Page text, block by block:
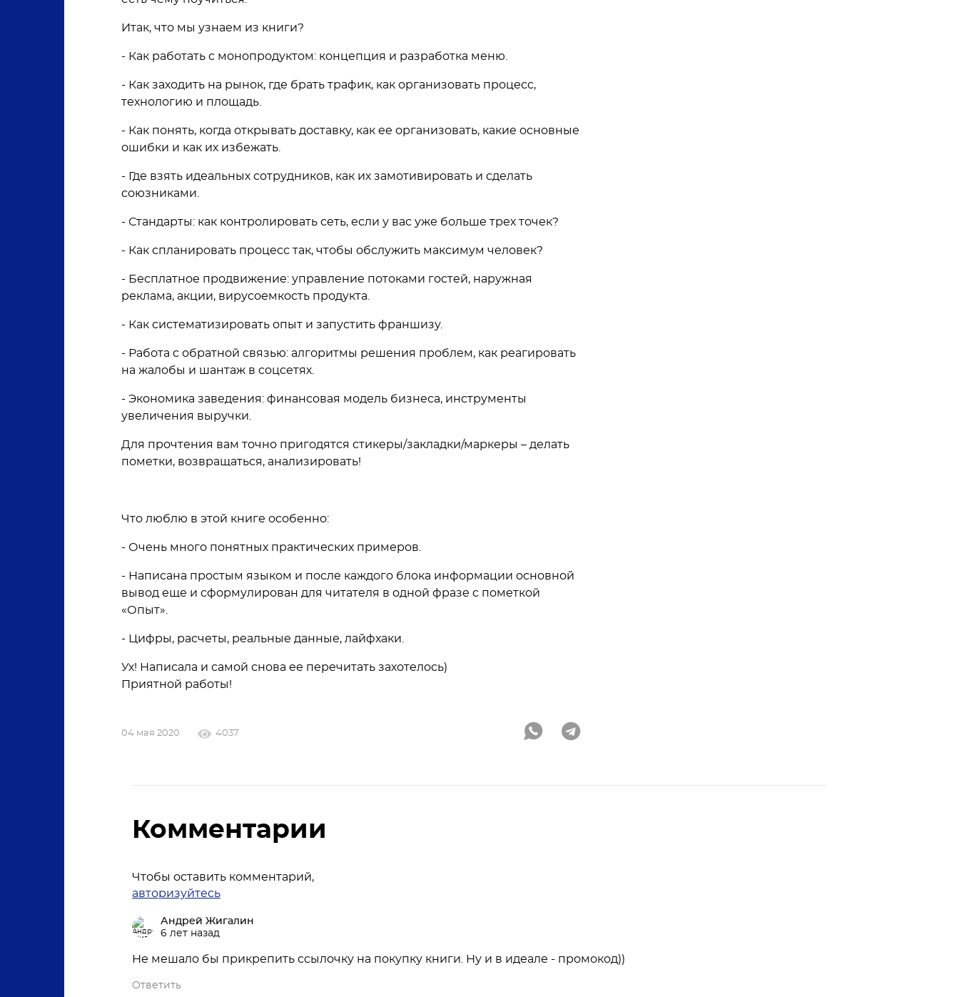
Итак, что мы узнаем из книги?
- Как работать с монопродуктом: концепция и разработка меню.
- Как заходить на рынок, где брать трафик, как организовать процесс,
технологию и площадь.
- Как понять, когда открывать доставку, как ее организовать, какие основные
ошибки и как их избежать.
- Где взять идеальных сотрудников, как их замотивировать и сделать
союзниками.
- Стандарты: как контролировать сеть, если у вас уже больше трех точек?
- Как спланировать процесс так, чтобы обслужить максимум человек?
- Бесплатное продвижение: управление потоками гостей, наружная
реклама, акции, вирусоемкость продукта.
- Как систематизировать опыт и запустить франшизу.
- Работа с обратной связью: алгоритмы решения проблем, как реагировать
на жалобы и шантаж в соцсетях.
- Экономика заведения: финансовая модель бизнеса, инструменты
увеличения выручки.
Для прочтения вам точно пригодятся стикеры/закладки/маркеры – делать
пометки, возвращаться, анализировать!
Что люблю в этой книге особенно:
- Очень много понятных практических примеров.
- Написана простым языком и после каждого блока информации основной
вывод еще и сформулирован для читателя в одной фразе с пометкой
«Опыт».
- Цифры, расчеты, реальные данные, лайфхаки.
Ух! Написала и самой снова ее перечитать захотелось)
Приятной работы!
04 мая 2020 4037
Комментарии
Чтобы оставить комментарий,
авторизуйтесь
Андрей Жигалин
6 лет назад
Не мешало бы прикрепить ссылочку на покупку книги. Ну и в идеале - промокод))
Ответить